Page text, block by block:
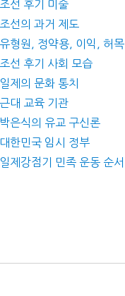
선 후기 미술
선의 과거 제도
형원, 정약용, 이익, 허목
선 후기 사회 모습
제의 문화 통치
대 교육 기관
은식의 유교 구신론
한민국 임시 정부
제강점기 민족 운동 순서